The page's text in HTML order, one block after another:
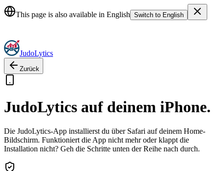
JudoLytics: The Complete Judo Platform for Judokas, Coaches &
This page is also available in English Switch to English
JudoLytics
Zurück
JudoLytics auf deinem iPhone.
Die JudoLytics-App installierst du über Safari auf deinem Home-
Bildschirm. Funktioniert die App nicht mehr oder klappt die
Installation nicht? Geh die Schritte unten der Reihe nach durch.